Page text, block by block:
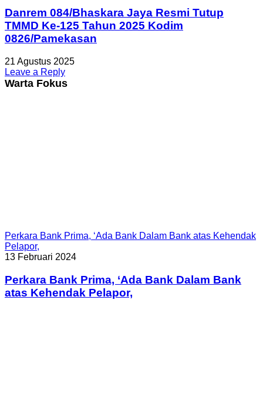
Danrem 084/Bhaskara Jaya Resmi Tutup
TMMD Ke-125 Tahun 2025 Kodim
0826/Pamekasan
21 Agustus 2025
Leave a Reply
Warta Fokus
Perkara Bank Prima, ‘Ada Bank Dalam Bank atas Kehendak
Pelapor,
13 Februari 2024
Perkara Bank Prima, ‘Ada Bank Dalam Bank
atas Kehendak Pelapor,